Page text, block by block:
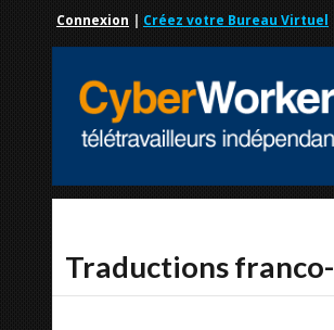
Connexion | Créez votre Bureau Virtuel
Traductions